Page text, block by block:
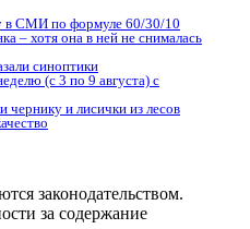
в СМИ по формуле 60/30/10
– хотя она в ней не снималась
синоптики
(с 3 по 9 августа) с
и лисички из лесов
законодательством.
за содержание